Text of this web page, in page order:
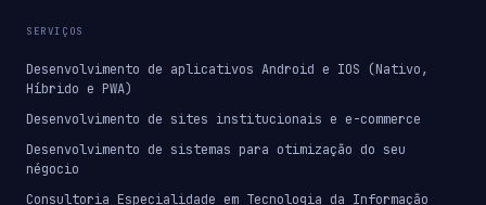
SERVIÇOS
Desenvolvimento de aplicativos Android e IOS (Nativo,
Híbrido e PWA)
Desenvolvimento de sites institucionais e e-commerce
Desenvolvimento de sistemas para otimização do seu
négocio
Consultoria Especialidade em Tecnologia da Informação